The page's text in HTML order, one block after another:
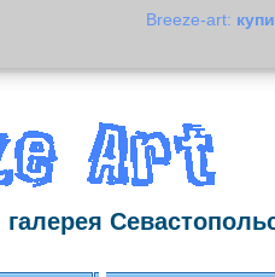
Breeze-art:
галерея